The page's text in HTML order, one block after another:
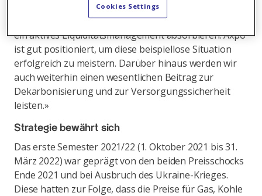
gestiegenen Sicherheitsleistungen für die
Absicherung der Schweizer Stromproduktion durch
ein aktives Liquiditätsmanagement absorbieren. Axpo
ist gut positioniert, um diese beispiellose Situation
erfolgreich zu meistern. Darüber hinaus werden wir
auch weiterhin einen wesentlichen Beitrag zur
Dekarbonisierung und zur Versorgungssicherheit
leisten.»
Strategie bewährt sich
Das erste Semester 2021/22 (1. Oktober 2021 bis 31.
März 2022) war geprägt von den beiden Preisschocks
Ende 2021 und bei Ausbruch des Ukraine-Krieges.
Diese hatten zur Folge, dass die Preise für Gas, Kohle
Cookies Settings